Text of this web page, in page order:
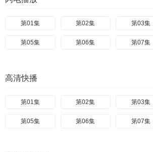
第01集 第02集 第03集
第05集 第06集 第07集
高清快播
第01集 第02集 第03集
第05集 第06集 第07集